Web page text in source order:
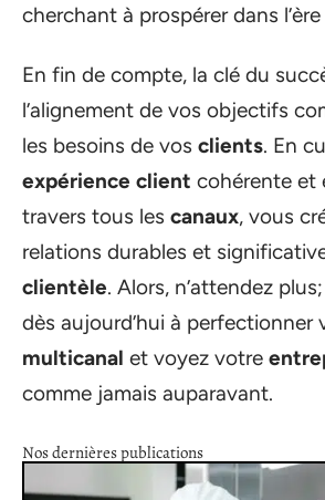
cherchant à prospérer dans
En fin de compte, la clé du
l’alignement de vos objectifs
les besoins de vos clients. En
expérience client cohérente et
travers tous les canaux, vous
relations durables et
clientèle. Alors, n’attendez
dès aujourd’hui à perfectionner
multicanal et voyez votre
comme jamais auparavant.
Nos dernières publications